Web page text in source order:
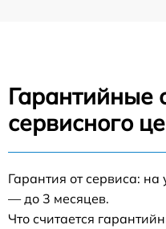
Гарантийные
сервисного
Гарантия от сервиса:
— до 3 месяцев.
Что считается